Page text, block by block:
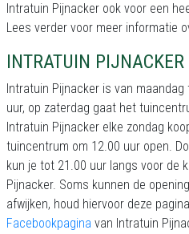
Intratuin Pijnacker ook voor een
Lees verder voor meer informatie
INTRATUIN
Intratuin Pijnacker is van
uur, op zaterdag gaat het
Intratuin Pijnacker elke zondag
tuincentrum om 12.00 uur open.
kun je tot 21.00 uur langs voor de
Pijnacker. Soms kunnen de
afwijken, houd hiervoor deze
Facebookpagina van Intratuin